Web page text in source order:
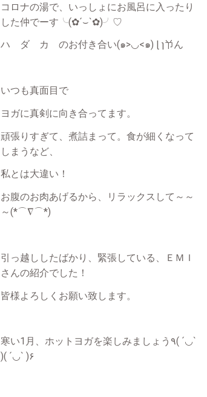
コロナの湯で、いっしょにお風呂に入ったり
した仲でーす╰(✿´⌣`✿)╯♡
ハ ダ カ のお付き合い(๑>◡<๑) ɭ ɿ兯ん
いつも真面目で
ヨガに真剣に向き合ってます。
頑張りすぎて、煮詰まって。食が細くなって
しまうなど、
私とは大違い！
お腹のお肉あげるから、リラックスして～～
～(*⌒∇⌒*)
引っ越ししたばかり、緊張している、ＥＭＩ
さんの紹介でした！
皆様よろしくお願い致します。
寒い1月、ホットヨガを楽しみましょう٩( ´◡`
)( ´◡` )۶